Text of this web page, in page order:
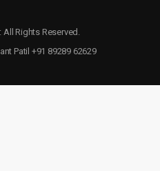
Rights Reserved.
Patil +91 89289 62629